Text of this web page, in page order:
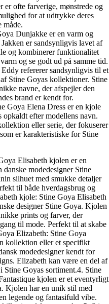
er ofte farverige, mønstrede og
for at udtrykke deres
måde.
Dunjakke er en varm og
er sandsynligvis lavet af
og kombinerer funktionalitet
og se godt ud på samme tid.
refererer sandsynligvis til et
Stine Goyas kollektioner. Stine
navne, der afspejler den
brand er kendt for.
Goya Elena Dress er en kjole
efter modellens navn.
eller serie, der fokuserer
er karakteristiske for Stine
Elisabeth kjolen er en
modedesigner Stine
silhuet med smukke detaljer
til både hverdagsbrug og
kjole: Stine Goya Elisabeth
designer Stine Goya. Kjolen
prints og farver, der
til mode. Perfekt til at skabe
Elizabeth: Stine Goya
kollektion eller et specifikt
modedesigner kendt for
Elizabeth kan være en del af
Stine Goyas sortiment.4. Stine
kjolen er et eventyrligt
Kjolen har en unik stil med
legende og fantasifuld vibe.